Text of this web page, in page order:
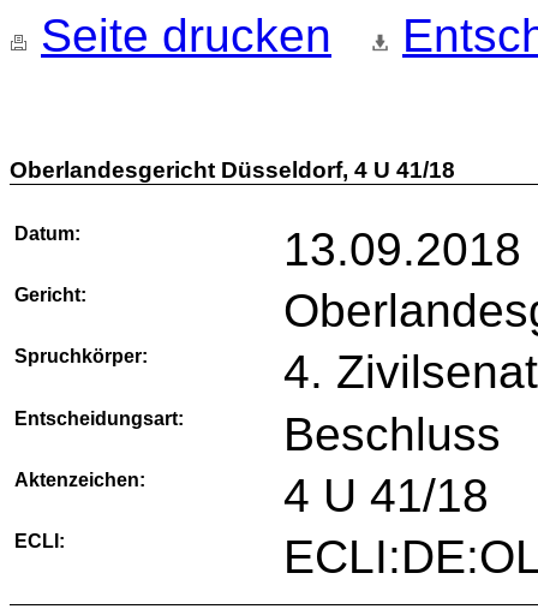
Seite drucken
Oberlandesgericht Düsseldorf, 4 U 41/18
Datum: 13.09.2018
Gericht:
Spruchkörper: 4. Zivilsenat
Entscheidungsart: Beschluss
Aktenzeichen: 4 U 41/18
ECLI: